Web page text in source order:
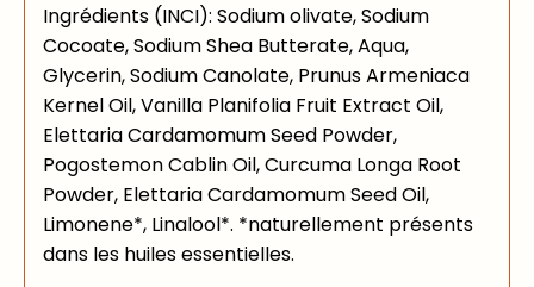
Ingrédients (INCI): Sodium olivate, Sodium
Cocoate, Sodium Shea Butterate, Aqua,
Glycerin, Sodium Canolate, Prunus Armeniaca
Kernel Oil, Vanilla Planifolia Fruit Extract Oil,
Elettaria Cardamomum Seed Powder,
Pogostemon Cablin Oil, Curcuma Longa Root
Powder, Elettaria Cardamomum Seed Oil,
Limonene*, Linalool*. *naturellement présents
dans les huiles essentielles.